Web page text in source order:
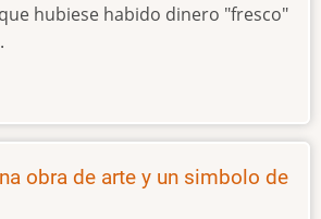
hubiese habido dinero "fresco"
obra de arte y un simbolo de